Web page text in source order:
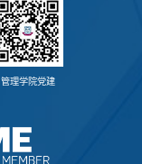
管理学院党建